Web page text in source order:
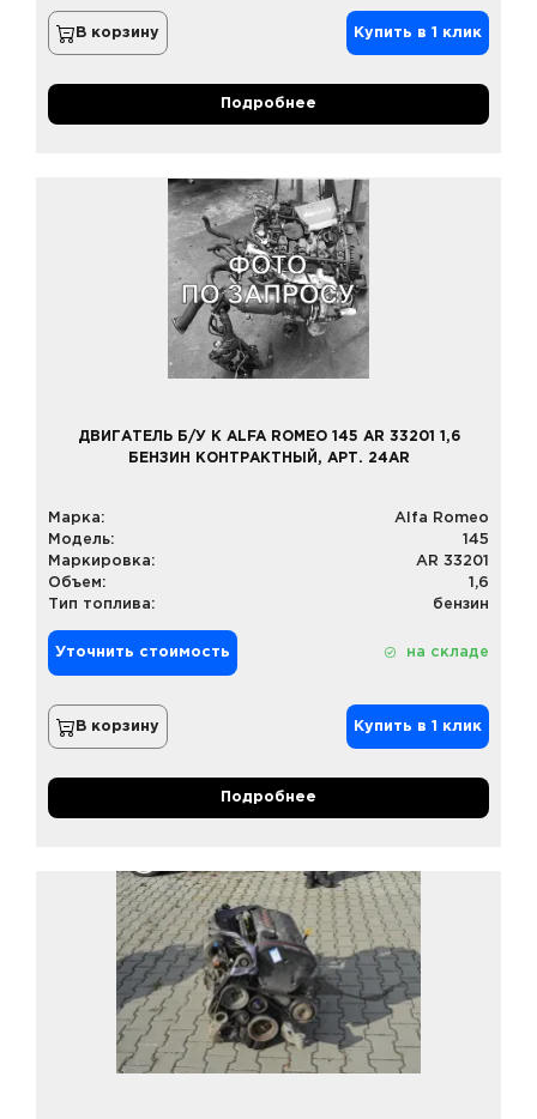
В корзину Купить в 1 клик
Подробнее
ДВИГАТЕЛЬ Б/У К ALFA ROMEO 145 AR 33201 1,6
БЕНЗИН КОНТРАКТНЫЙ, АРТ. 24AR
Марка:
Alfa Romeo
Модель:
145
Маркировка:
AR 33201
Объем:
1,6
Тип топлива:
бензин
Уточнить стоимость на складе
В корзину Купить в 1 клик
Подробнее